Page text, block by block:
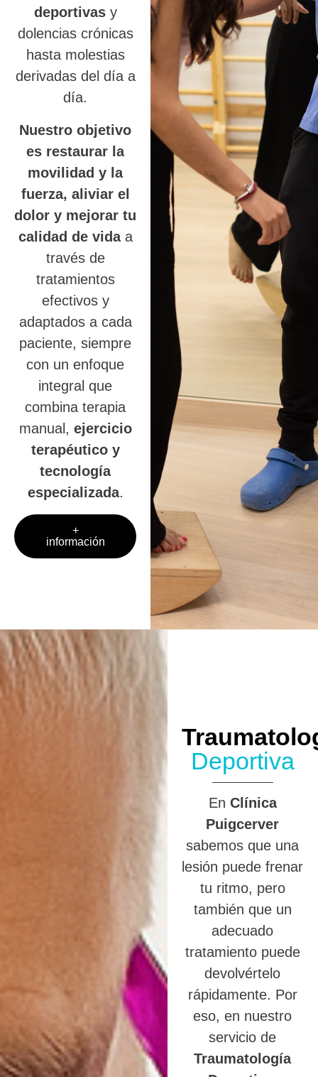
deportivasy
dolencias crónicas
hasta molestias
derivadas del día a
día.
Nuestro objetivo
es restaurar la
movilidad y la
fuerza, aliviar el
dolor y mejorar tu
calidad de vidaa
través de
tratamientos
efectivos y
adaptados a cada
paciente, siempre
con un enfoque
integral que
combina terapia
manual, ejercicio
terapéutico y
tecnología
especializada.
+
información
Deportiva
En Clínica
Puigcerver
sabemos que una
lesión puede frenar
tu ritmo, pero
también que un
adecuado
tratamiento puede
devolvértelo
rápidamente. Por
eso, en nuestro
servicio de
Traumatología